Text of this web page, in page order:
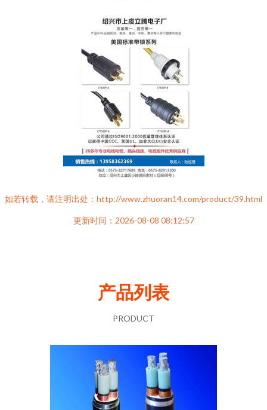
如若转载，请注明出处：http://www.zhuoran14.com/product/39.html
更新时间：2026-08-08 08:12:57
产品列表
PRODUCT